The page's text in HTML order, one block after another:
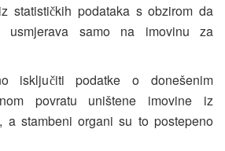
statističkih podataka s obzirom da
usmjerava samo na imovinu za
isključiti podatke o donešenim
povratu uništene imovine iz
a stambeni organi su to postepeno